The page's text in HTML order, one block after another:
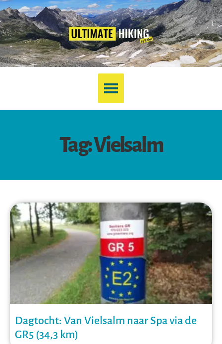
Tag: Vielsalm
Dagtocht: Van Vielsalm naar Spa via de
GR5 (34,3 km)